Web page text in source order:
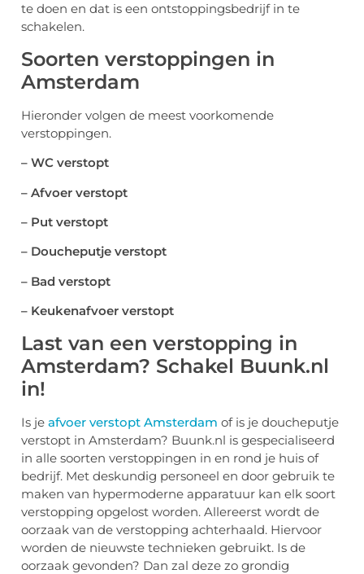
te doen en dat is een ontstoppingsbedrijf in te
schakelen.
Soorten verstoppingen in
Amsterdam
Hieronder volgen de meest voorkomende
verstoppingen.
– WC verstopt
– Afvoer verstopt
– Put verstopt
– Doucheputje verstopt
– Bad verstopt
– Keukenafvoer verstopt
Last van een verstopping in
Amsterdam? Schakel Buunk.nl
in!
Is je afvoer verstopt Amsterdam of is je doucheputje
verstopt in Amsterdam? Buunk.nl is gespecialiseerd
in alle soorten verstoppingen in en rond je huis of
bedrijf. Met deskundig personeel en door gebruik te
maken van hypermoderne apparatuur kan elk soort
verstopping opgelost worden. Allereerst wordt de
oorzaak van de verstopping achterhaald. Hiervoor
worden de nieuwste technieken gebruikt. Is de
oorzaak gevonden? Dan zal deze zo grondig